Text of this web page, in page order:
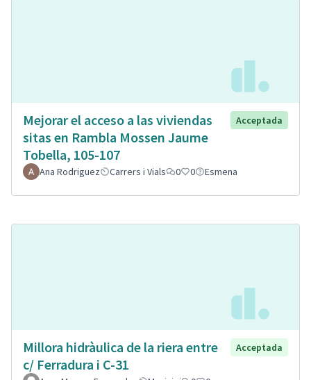
Mejorar el acceso a las viviendas
sitas en Rambla Mossen Jaume
Tobella, 105-107
Acceptada
Ana Rodriguez Carrers i Vials 0 0 Esmena
Millora hidràulica de la riera entre
c/ Ferradura i C-31
Acceptada